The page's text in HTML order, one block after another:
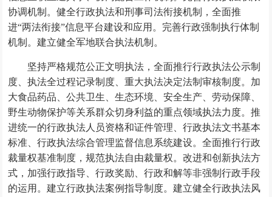
协调机制。健全行政执法和刑事司法衔接机制，全面推
进“两法衔接”信息平台建设和应用。完善行政强制执行体制
机制。建立健全军地联合执法机制。
坚持严格规范公正文明执法，全面推行行政执法公示制
度、执法全过程记录制度、重大执法决定法制审核制度。加
大食品药品、公共卫生、生态环境、安全生产、劳动保障、
野生动物保护等关系群众切身利益的重点领域执法力度。推
进统一的行政执法人员资格和证件管理、行政执法文书基本
标准、行政执法综合管理监督信息系统建设。全面推行行政
裁量权基准制度，规范执法自由裁量权。改进和创新执法方
式，加强行政指导、行政奖励、行政和解等非强制行政手段
的运用。建立行政执法案例指导制度。建立健全行政执法风